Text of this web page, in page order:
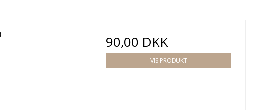
90,00 DKK
VIS PRODUKT